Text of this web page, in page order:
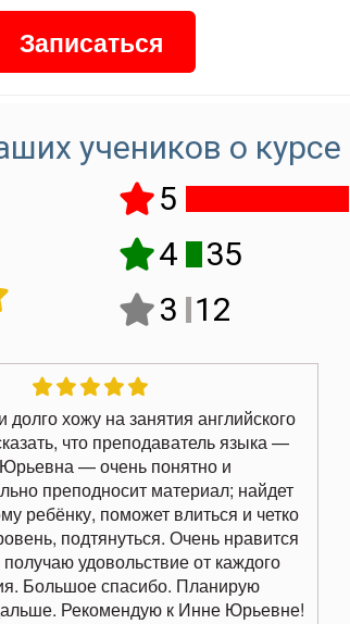
Записаться
учеников о курсе
5
4
35
3 12
долго хожу на занятия английского
что преподаватель языка —
— очень понятно и
преподносит материал; найдет
ребёнку, поможет влиться и четко
подтянуться. Очень нравится
удовольствие от каждого
Большое спасибо. Планирую
Рекомендую к Инне Юрьевне!